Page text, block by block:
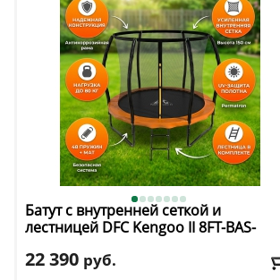
Батут с внутренней сеткой и
лестницей DFCKengoo II 8FT-BAS-
22 390 руб.